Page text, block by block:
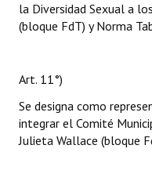
la Diversidad Sexual a
(bloque FdT) y Norma
Art. 11°)
Se designa como
integrar el Comité
Julieta Wallace (bloque